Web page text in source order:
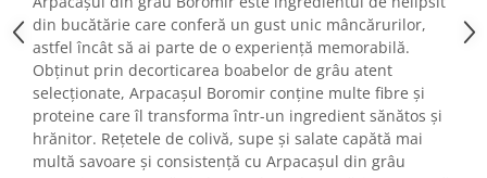
Turta dulce
Turta dulce cu nuci
Turta dulce de Sibiu
Turta dulce cu miere
Croissant
Croissant Duofino
din bucătărie care conferă un gust unic mâncărurilor,
astfel încât să ai parte de o experiență memorabilă.
Obținut prin decorticarea boabelor de grâu atent
selecționate, Arpacașul Boromir conține multe fibre și
proteine care îl transforma într-un ingredient sănătos și
hrănitor. Rețetele de colivă, supe și salate capătă mai
multă savoare și consistență cu Arpacașul din grâu